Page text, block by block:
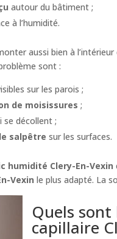
autour du bâtiment ;
à l’humidité.
aussi bien à
sont :
sur les parois ;
de moisissures ;
se décollent ;
salpêtre sur les surfaces.
humidité Clery-En-Vexin
Vexin le plus adapté. La
Quels
capillaire